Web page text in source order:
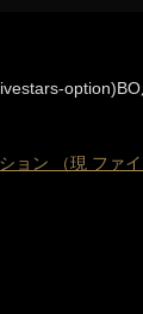
ョン （現 ファ